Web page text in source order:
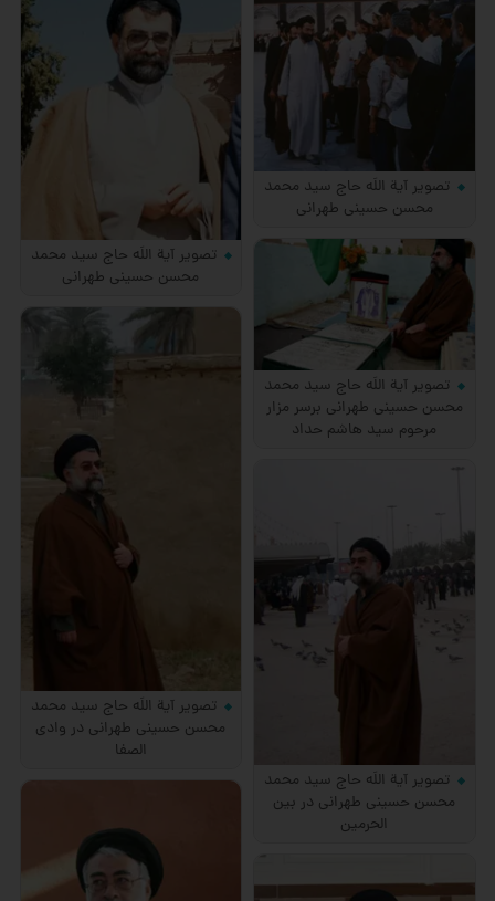
تصویر آیة اللَه حاج سید محمد
محسن حسینی طهرانی
تصویر آیة اللَه حاج سید محمد
محسن حسینی طهرانی
تصویر آیة اللَه حاج سید محمد
محسن حسینی طهرانی برسر مزار
مرحوم سید هاشم حداد
تصویر آیة اللَه حاج سید محمد
محسن حسینی طهرانی در وادی
الصفا
تصویر آیة اللَه حاج سید محمد
محسن حسینی طهرانی در بین
الحرمین